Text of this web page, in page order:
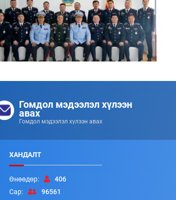
дээд цол хүртсэн удирдлагуудад
253 2026/07/08
Гомдол мэдээлэл хүлээн
авах
Гомдол мэдээлэл хүлээн авах
ХАНДАЛТ
Өнөөдөр:
406
Сар:
96561